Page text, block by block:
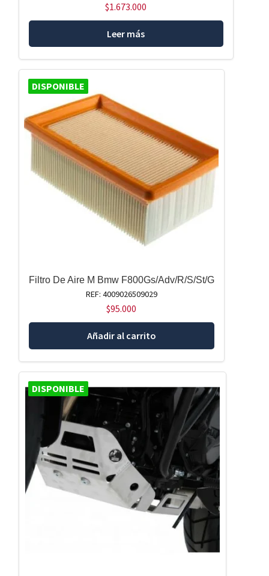
$1.673.000
Leer más
DISPONIBLE
Filtro De Aire M Bmw F800Gs/Adv/R/S/St/G
REF: 4009026509029
$95.000
Añadir al carrito
DISPONIBLE